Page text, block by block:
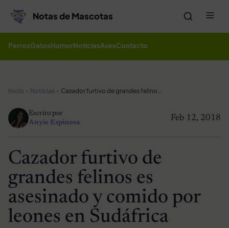
Notas de Mascotas
PerrosGatosHumorNoticiasAvesContacto
Inicio Noticias Cazador furtivo de grandes felinos es asesinado y comido por leones en Sudáfrica
Feb 12, 2018
Escrito por
Anyie Espinosa
Cazador furtivo de
grandes felinos es
asesinado y comido por
leones en Sudáfrica